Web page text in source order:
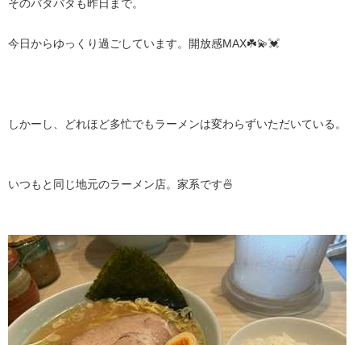
そのバタバタも昨日まで。
今日からゆっくり過ごしています。開放感MAX☘️💫💓
しかーし、どれほど多忙でもラーメンは変わらずいただいている。
いつもと同じ地元のラーメン店。家系です🍜